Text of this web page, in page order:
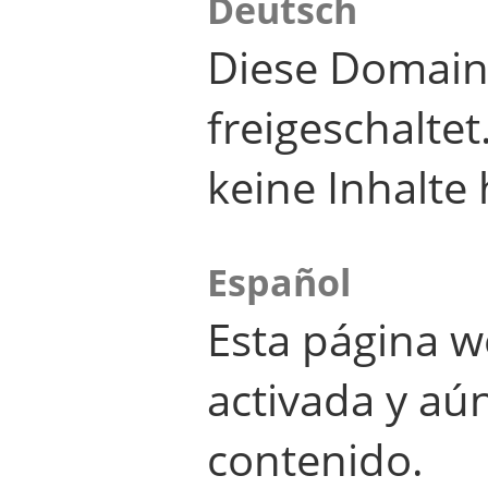
Diese
keine Inhalte
Español
Esta página
activada y
contenido.